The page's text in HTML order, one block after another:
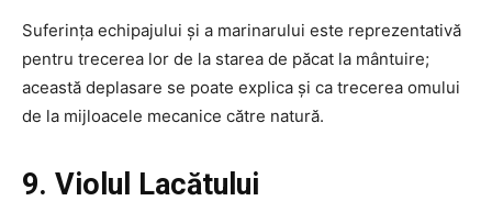
Suferința echipajului și a marinarului este reprezentativă
pentru trecerea lor de la starea de păcat la mântuire;
această deplasare se poate explica și ca trecerea omului
de la mijloacele mecanice către natură.
9. Violul Lacătului